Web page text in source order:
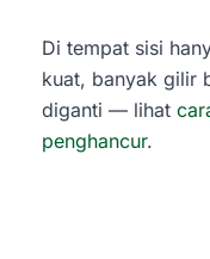
Di tempat sisi
kuat, banyak gilir
diganti — lihat
penghancur.